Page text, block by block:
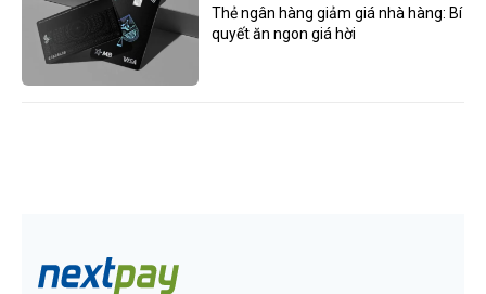
Thẻ ngân hàng giảm giá nhà hàng: Bí
quyết ăn ngon giá hời